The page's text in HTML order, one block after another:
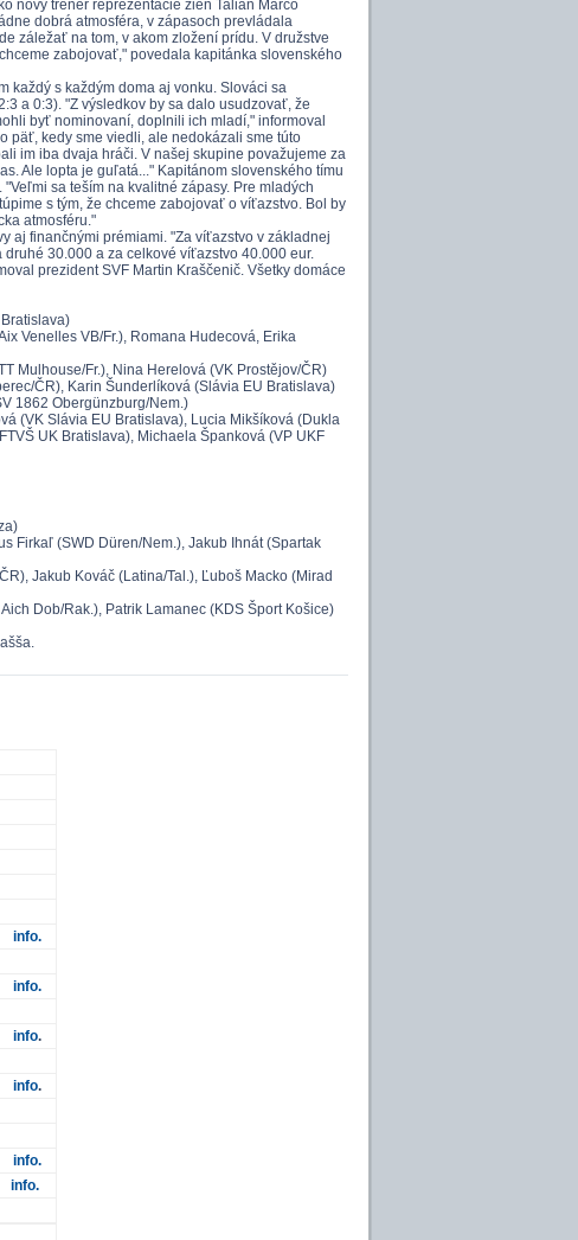
nový tréner reprezentácie žien Talian Marco
dobrá atmosféra, v zápasoch prevládala
záležať na tom, v akom zložení prídu. V družstve
zabojovať," povedala kapitánka slovenského
každý s každým doma aj vonku. Slováci sa
a 0:3). "Z výsledkov by sa dalo usudzovať, že
byť nominovaní, doplnili ich mladí," informoval
päť, kedy sme viedli, ale nedokázali sme túto
im iba dvaja hráči. V našej skupine považujeme za
Ale lopta je guľatá..." Kapitánom slovenského tímu
sa teším na kvalitné zápasy. Pre mladých
s tým, že chceme zabojovať o víťazstvo. Bol by
atmosféru."
aj finančnými prémiami. "Za víťazstvo v základnej
30.000 a za celkové víťazstvo 40.000 eur.
prezident SVF Martin Kraščenič. Všetky domáce
Venelles VB/Fr.), Romana Hudecová, Erika
Mulhouse/Fr.), Nina Herelová (VK Prostějov/ČR)
ČR), Karin Šunderlíková (Slávia EU Bratislava)
1862 Obergünzburg/Nem.)
(VK Slávia EU Bratislava), Lucia Mikšíková (Dukla
UK Bratislava), Michaela Španková (VP UKF
Firkaľ (SWD Düren/Nem.), Jakub Ihnát (Spartak
Jakub Kováč (Latina/Tal.), Ľuboš Macko (Mirad
Dob/Rak.), Patrik Lamanec (KDS Šport Košice)
info.
info.
info.
info.
info.
info.